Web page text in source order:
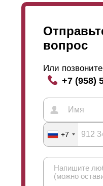
вопрос
Или позвоните
+7 (958)
+7